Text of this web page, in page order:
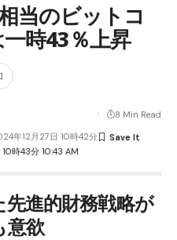
当のビットコ
時43％上昇
時43分 10:43 AM
年12月27日 10時42分
8 Min Read
進的財務戦略が
意欲